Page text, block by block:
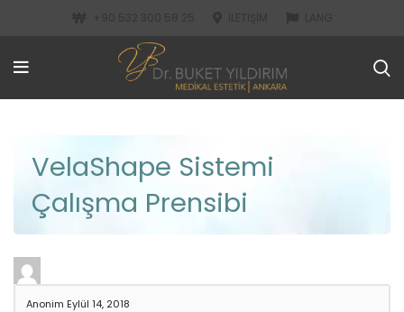
VelaShape Sistemi
Çalışma Prensibi
Anonim Eylül 14, 2018